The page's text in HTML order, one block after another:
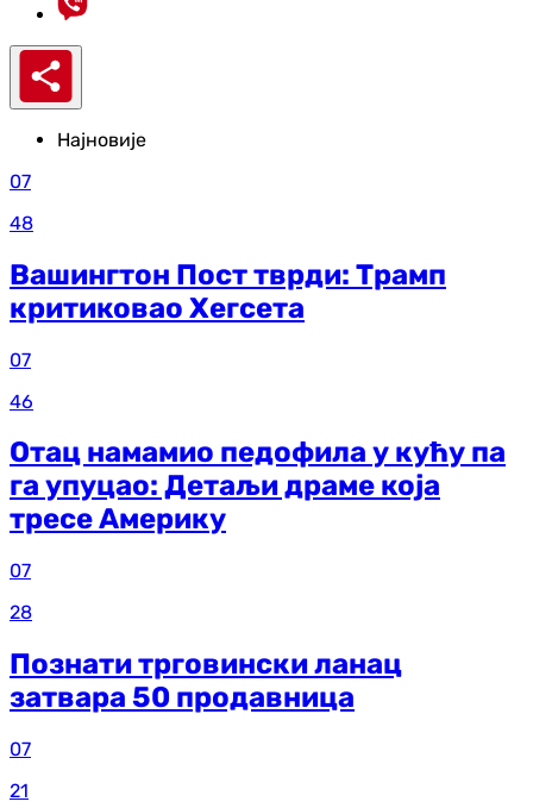
Најновије
07
48
Вашингтон Пост тврди: Трамп
критиковао Хегсета
07
46
Отац намамио педофила у кућу па
га упуцао: Детаљи драме која
тресе Америку
07
28
Познати трговински ланац
затвара 50 продавница
07
21